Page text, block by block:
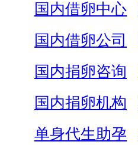
国内借卵中心
国内借卵公司
国内捐卵咨询
国内捐卵机构
单身代生助孕